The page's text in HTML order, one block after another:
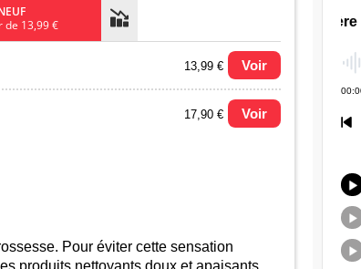
de 13,99 €
13,99 € Voir
17,90 € Voir
Pour éviter cette sensation